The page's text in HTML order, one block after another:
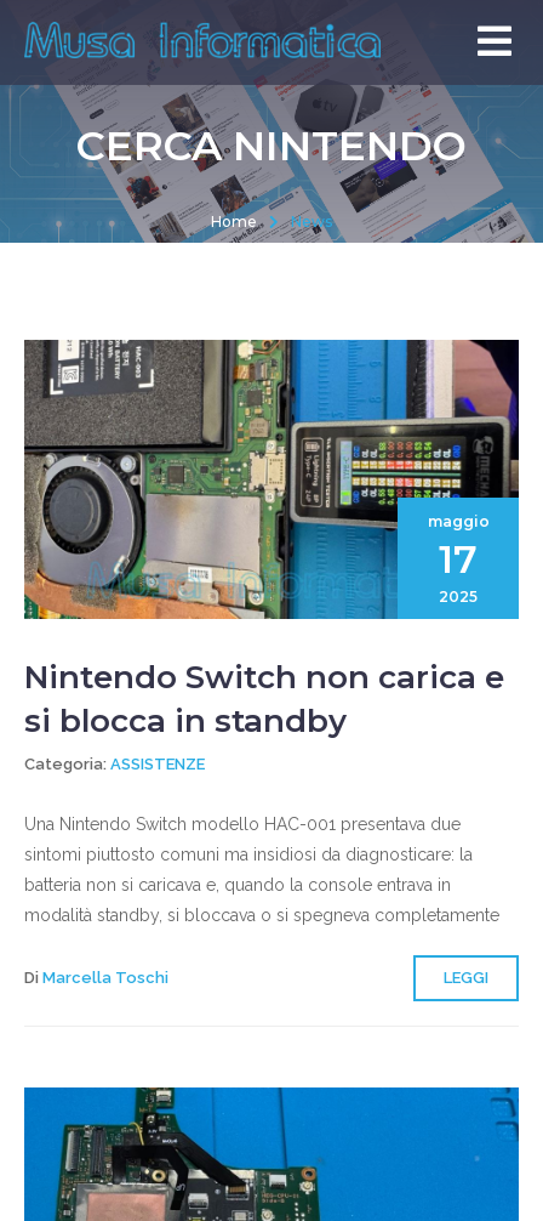
CERCA NINTENDO
Home News
maggio
17
2025
Nintendo Switch non carica e
si blocca in standby
Categoria: ASSISTENZE
Una Nintendo Switch modello HAC-001 presentava due
sintomi piuttosto comuni ma insidiosi da diagnosticare: la
batteria non si caricava e, quando la console entrava in
modalità standby, si bloccava o si spegneva completamente
Di Marcella Toschi LEGGI